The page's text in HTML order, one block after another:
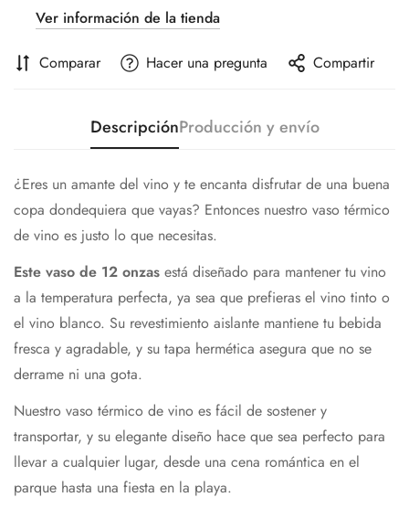
Ver información de la tienda
Comparar Hacer una pregunta Compartir
DescripciónProducción y envío
¿Eres un amante del vino y te encanta disfrutar de una buena
copa dondequiera que vayas? Entonces nuestro vaso térmico
de vino es justo lo que necesitas.
Este vaso de 12 onzas está diseñado para mantener tu vino
a la temperatura perfecta, ya sea que prefieras el vino tinto o
el vino blanco. Su revestimiento aislante mantiene tu bebida
fresca y agradable, y su tapa hermética asegura que no se
derrame ni una gota.
Nuestro vaso térmico de vino es fácil de sostener y
transportar, y su elegante diseño hace que sea perfecto para
llevar a cualquier lugar, desde una cena romántica en el
parque hasta una fiesta en la playa.